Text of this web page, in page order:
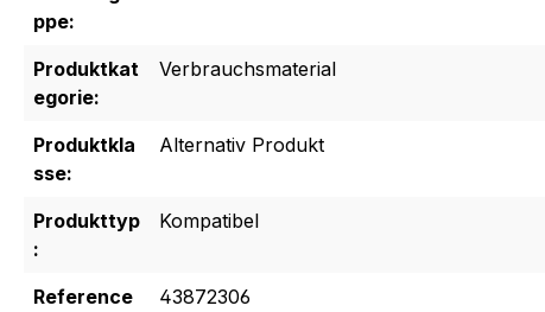
ppe:
Produktkat
egorie:
Verbrauchsmaterial
Produktkla
sse:
Alternativ Produkt
Produkttyp
:
Kompatibel
Reference
43872306